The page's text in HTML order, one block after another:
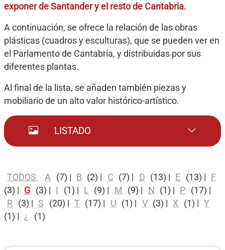
exponer de Santander y el resto de Cantabria.
A continuación, se ofrece la relación de las obras
plásticas (cuadros y esculturas), que se pueden ver en
el Parlamento de Cantabria, y distribuidas por sus
diferentes plantas.
Al final de la lista, se añaden también piezas y
mobiliario de un alto valor histórico-artístico.
LISTADO
TODOS A (7) | B (2) | C (7) | D (13) | E (13) | F
(3) | G (3) | I (1) | L (9) | M (9) | N (1) | P (17) |
R
(3) | S (20) | T (17) | U (1) | V (3) | X (1) | Y
(1) | ¿ (1)